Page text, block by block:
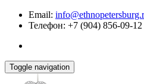
Email:
Телефон: +7 (904) 856-09-12
Toggle navigation